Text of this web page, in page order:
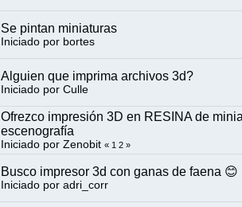
Se pintan miniaturas
Iniciado por bortes
Alguien que imprima archivos 3d?
Iniciado por Culle
Ofrezco impresión 3D en RESINA de
escenografía
Iniciado por Zenobit « 1 2 »
Busco impresor 3d con ganas de faena 😊
Iniciado por adri_corr